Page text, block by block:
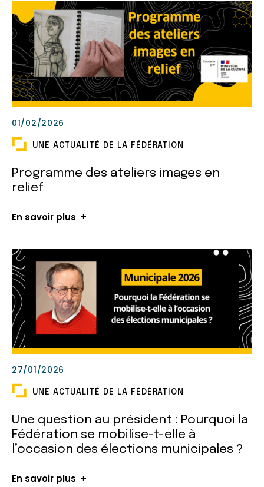
Programme des ateliers images en
relief
01/02/2026
UNE ACTUALITÉ DE LA FÉDÉRATION
En savoir plus
Une question au président : Pourquoi la
Fédération se mobilise-t-elle à
l’occasion des élections municipales ?
27/01/2026
UNE ACTUALITÉ DE LA FÉDÉRATION
En savoir plus